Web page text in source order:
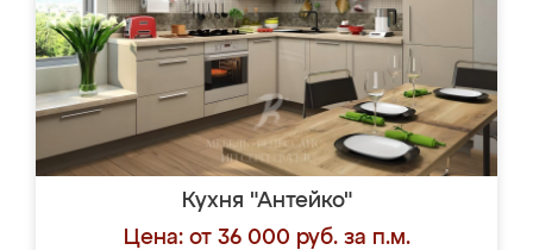
Кухня "Антейко"
Цена: от 36 000 руб. за п.м.